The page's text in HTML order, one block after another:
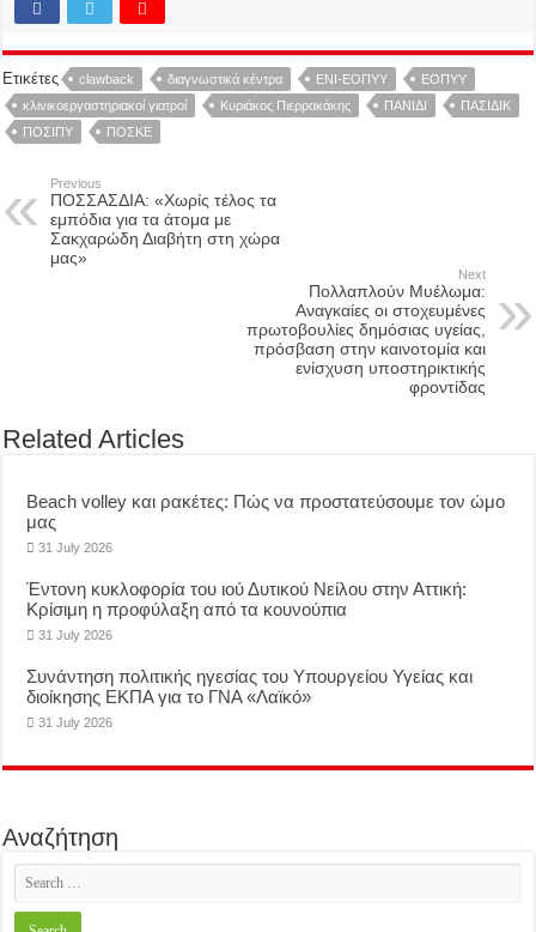
Ετικέτες clawback διαγνωστικά κέντρα ΕΝΙ-ΕΟΠΥΥ
ΕΟΠΥΥ
κλινικοεργαστηριακοί γιατροί
Κυριάκος Πιερρακάκης ΠΑΝΙΔΙ
ΠΑΣΙΔΙΚ
ΠΟΣΙΠΥ
ΠΟΣΚΕ
Previous
ΠΟΣΣΑΣΔΙΑ: «Χωρίς τέλος τα
εμπόδια για τα άτομα με
Σακχαρώδη Διαβήτη στη χώρα
μας»
Next
Πολλαπλούν Μυέλωμα:
Αναγκαίες οι στοχευμένες
πρωτοβουλίες δημόσιας υγείας,
πρόσβαση στην καινοτομία και
ενίσχυση υποστηρικτικής
φροντίδας
Related Articles
Beach volley και ρακέτες: Πώς να προστατεύσουμε τον ώμο
μας
31 July 2026
Έντονη κυκλοφορία του ιού Δυτικού Νείλου στην Αττική:
Κρίσιμη η προφύλαξη από τα κουνούπια
31 July 2026
Συνάντηση πολιτικής ηγεσίας του Υπουργείου Υγείας και
διοίκησης ΕΚΠΑ για το ΓΝΑ «Λαϊκό»
31 July 2026
Αναζήτηση